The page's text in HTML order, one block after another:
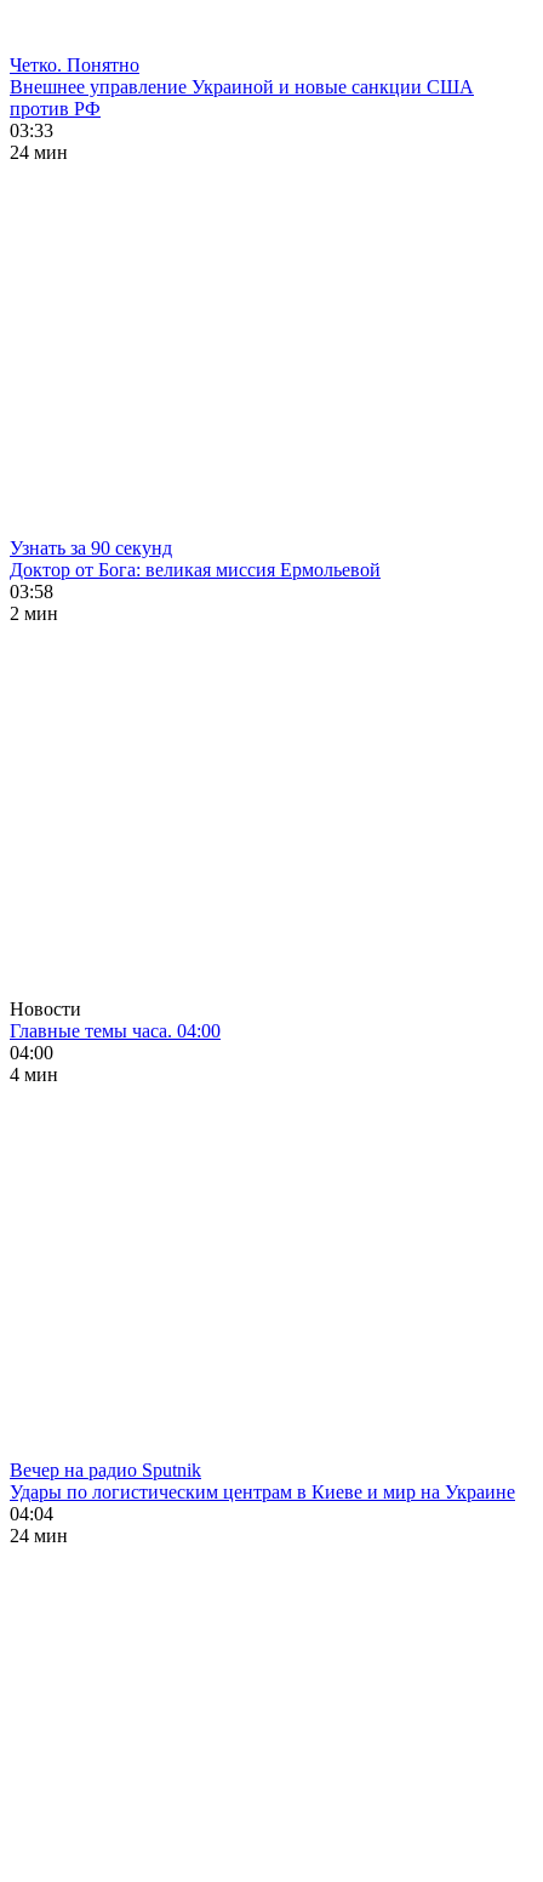
Четко. Понятно
Внешнее управление Украиной и новые санкции США
против РФ
03:33
24 мин
Узнать за 90 секунд
Доктор от Бога: великая миссия Ермольевой
03:58
2 мин
Новости
Главные темы часа. 04:00
04:00
4 мин
Вечер на радио Sputnik
Удары по логистическим центрам в Киеве и мир на Украине
04:04
24 мин